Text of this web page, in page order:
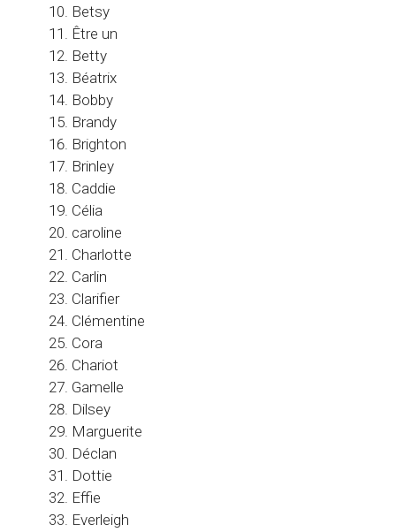
Betsy
Être un
Betty
Béatrix
Bobby
Brandy
Brighton
Brinley
Caddie
Célia
caroline
Charlotte
Carlin
Clarifier
Clémentine
Cora
Chariot
Gamelle
Dilsey
Marguerite
Déclan
Dottie
Effie
Everleigh